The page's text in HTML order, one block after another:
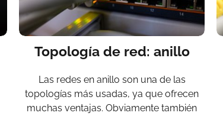
Topología de red: anillo
Las redes en anillo son una de las
topologías más usadas, ya que ofrecen
muchas ventajas. Obviamente también